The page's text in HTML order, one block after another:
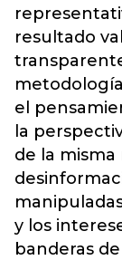
resultado
el
la
de la
y los
banderas